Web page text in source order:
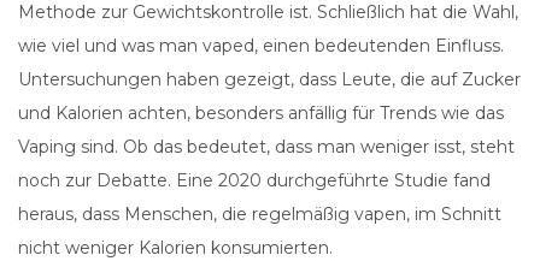
Methode zur Gewichtskontrolle ist. Schließlich hat die Wahl,
wie viel und was man vaped, einen bedeutenden Einfluss.
Untersuchungen haben gezeigt, dass Leute, die auf Zucker
und Kalorien achten, besonders anfällig für Trends wie das
Vaping sind. Ob das bedeutet, dass man weniger isst, steht
noch zur Debatte. Eine 2020 durchgeführte Studie fand
heraus, dass Menschen, die regelmäßig vapen, im Schnitt
nicht weniger Kalorien konsumierten.